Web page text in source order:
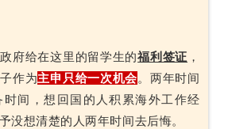
府给在这里的留学生的福利签证 ，
作为主申只给一次机会。两年时间
间，想回国的人积累海外工作经
没想清楚的人两年时间去后悔。